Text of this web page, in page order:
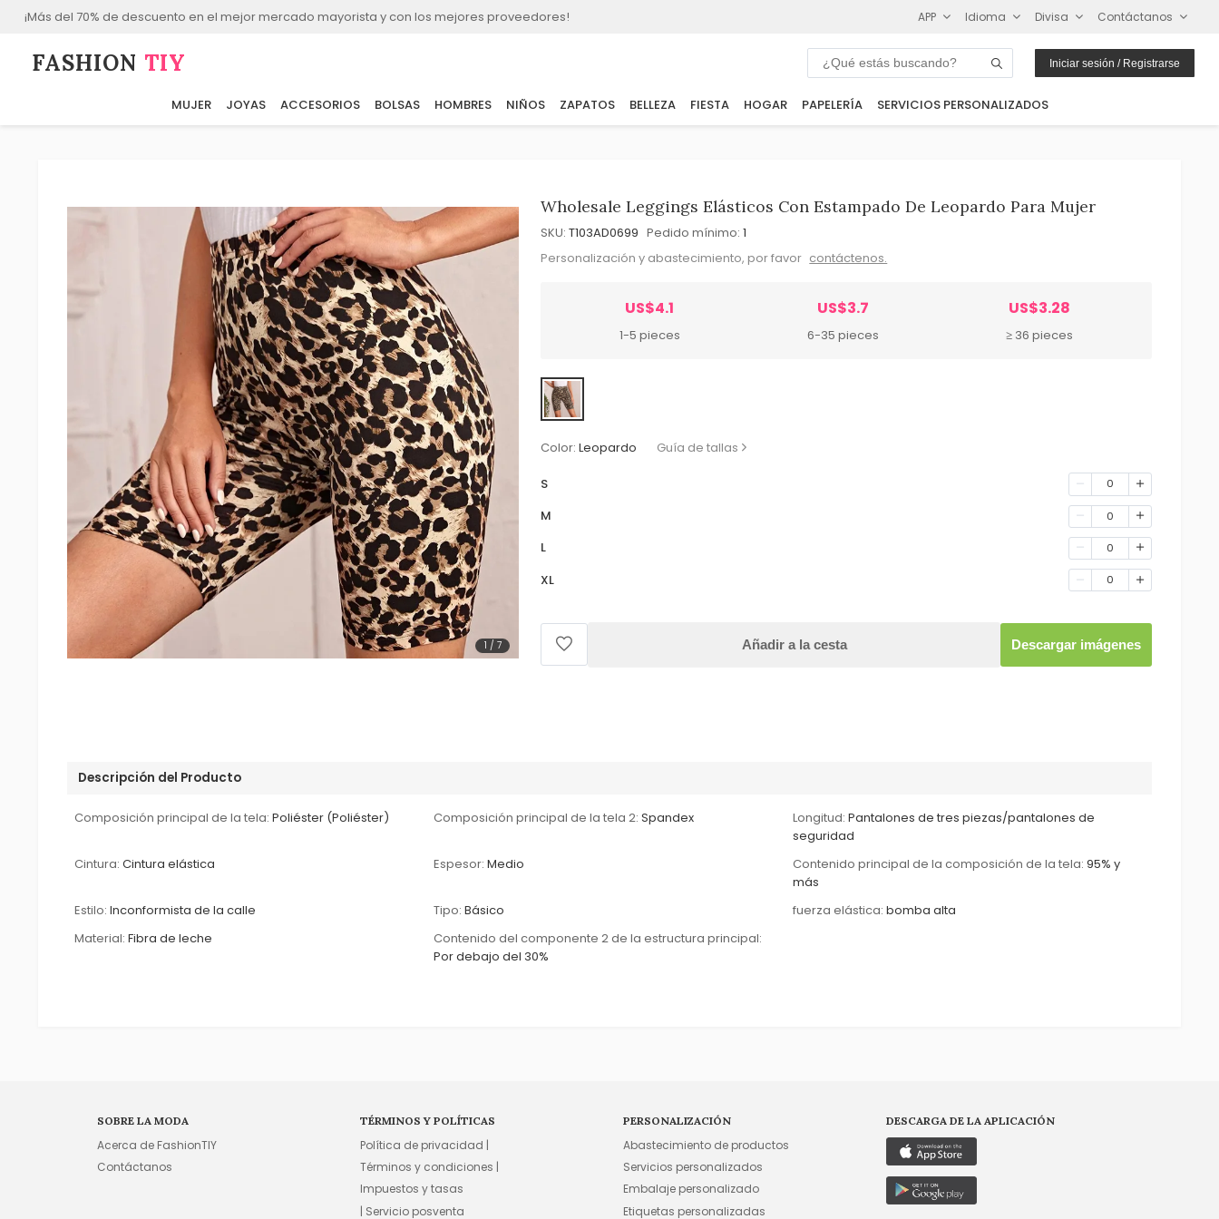
¡Más del 70% de descuento en el mejor mercado mayorista y con los mejores proveedores! APP Idioma Divisa Contáctanos
FASHION⁠ TIY Iniciar sesión / Registrarse
MUJER JOYAS ACCESORIOS BOLSAS HOMBRES NIÑOS ZAPATOS BELLEZA FIESTA HOGAR PAPELERÍA SERVICIOS PERSONALIZADOS
1 / 7
Wholesale Leggings Elásticos Con Estampado De Leopardo Para Mujer
SKU: T103AD0699 Pedido mínimo: 1
Personalización y abastecimiento, por favor contáctenos.
US$4.1
1-5 pieces
US$3.7
6-35 pieces
US$3.28
≥ 36 pieces
Color: Leopardo Guía de tallas
S 0
M 0
L 0
XL 0
Añadir a la cesta Descargar imágenes
Descripción del Producto
Composición principal de la tela: Poliéster (Poliéster) Composición principal de la tela 2: Spandex Longitud: Pantalones de tres piezas/pantalones de
seguridad
Cintura: Cintura elástica Espesor: Medio Contenido principal de la composición de la tela: 95% y
más
Estilo: Inconformista de la calle Tipo: Básico fuerza elástica: bomba alta
Material: Fibra de leche
Contenido del componente 2 de la estructura principal:
Por debajo del 30%
SOBRE LA MODA
Acerca de FashionTIY
Contáctanos
TÉRMINOS Y POLÍTICAS
Política de privacidad |
Términos y condiciones |
Impuestos y tasas
| Servicio posventa
PERSONALIZACIÓN
Abastecimiento de productos
Servicios personalizados
Embalaje personalizado
Etiquetas personalizadas
DESCARGA DE LA APLICACIÓN